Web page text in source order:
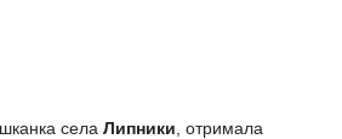
села Липники , отримала